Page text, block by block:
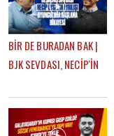
BİR DE BURADAN BAK |
BJK SEVDASI, NECİP'İN
BAŞLAMA HİKAYESİ |
FEYYAZ ŞERİFOĞLU